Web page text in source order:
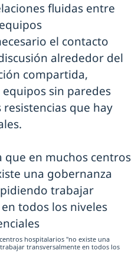
fluidas entre
el contacto
alrededor del
compartida,
sin paredes
resistencias que hay
hospitalarios "no existe una
transversalmente en todos los